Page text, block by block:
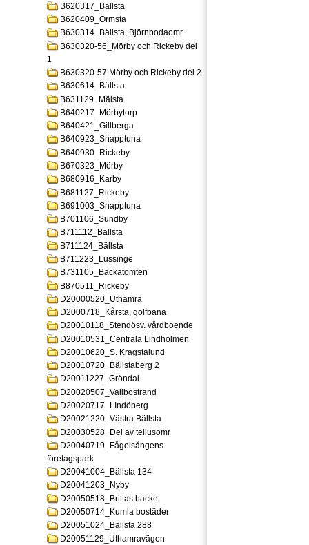
B620317_Bällsta
B620409_Ormsta
B630314_Bällsta, Björnbodaomr
B630320-56_Mörby och Rickeby del
1
B630320-57 Mörby och Rickeby del 2
B630614_Bällsta
B631129_Mälsta
B640217_Mörbytorp
B640421_Gillberga
B640923_Snapptuna
B640930_Rickeby
B670323_Mörby
B680916_Karby
B681127_Rickeby
B691003_Snapptuna
B701106_Sundby
B711112_Bällsta
B711124_Bällsta
B711223_Lussinge
B731105_Backatomten
B870511_Rickeby
D20000520_Uthamra
D2000718_Kårsta, golfbana
D20010118_Stendösv. vårdboende
D20010531_Centrala Lindholmen
D20010620_S. Kragstalund
D20010720_Bällstaberg 2
D20011227_Gröndal
D20020507_Vallbostrand
D20020717_LIndöberg
D20021220_Västra Bällsta
D20030528_Del av tellusomr
D20040719_Fågelsångens
företagspark
D20041004_Bällsta 134
D20041203_Nyby
D20050518_Brittas backe
D20050714_Kumla bostäder
D20051024_Bällsta 288
D20051129_Uthamravägen